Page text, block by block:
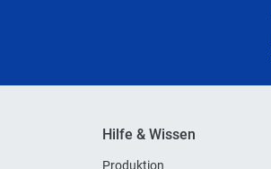
Hilfe & Wissen
Produktion